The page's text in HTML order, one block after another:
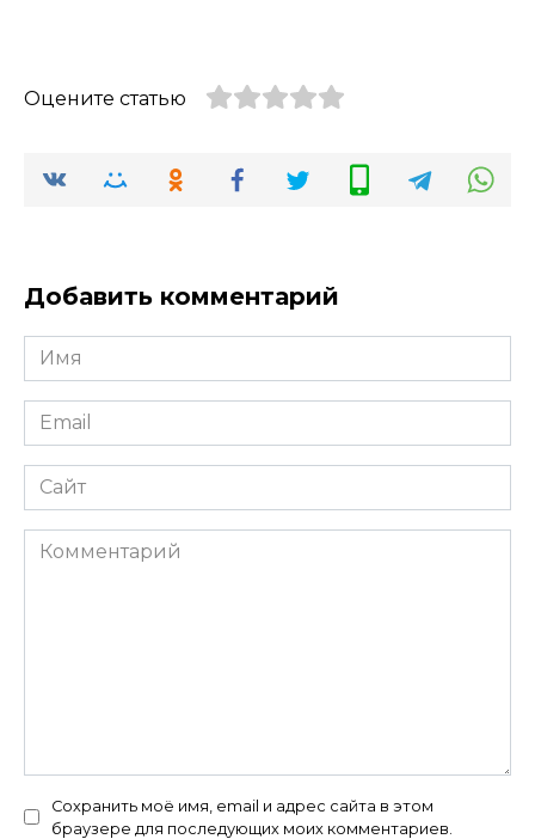
Оцените статью
Добавить комментарий
Имя
*
Email
*
Сайт
Комментарий
Сохранить моё имя, email и адрес сайта в этом
браузере для последующих моих комментариев.